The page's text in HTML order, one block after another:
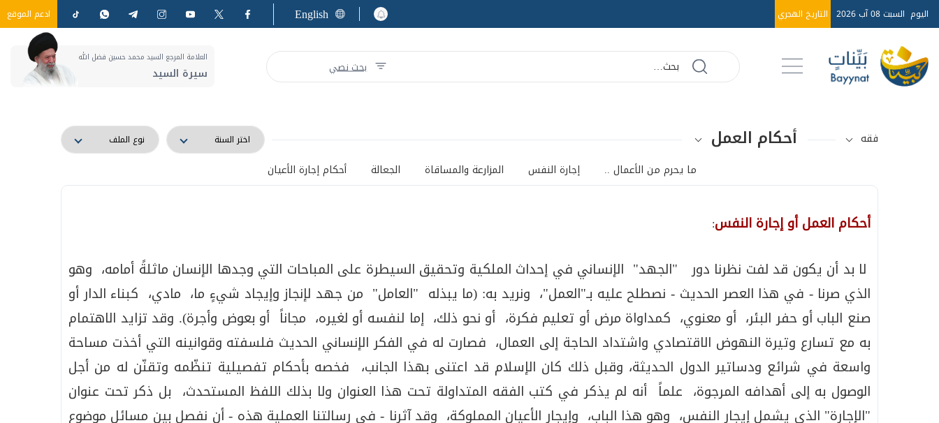
اليوم السبت 08 آب 2026 التاريخ الهجري English ادعم الموقع
بحث نصي
العلامة المرجع السيد محمد حسين فضل الله
سيرة السيد
فقه أحكام العمل
ما يحرم من الأعمال .. إجارة النفس المزارعة والمساقاة الجعالة أحكام إجارة الأعيان
أحكام العمل أو إجارة النفس:
لا بد أن يكون قد لفت نظرنا دور "الجهد" الإنساني في إحداث الملكية وتحقيق السيطرة على المباحات التي وجدها الإنسان ماثلةً أمامه، وهو
الذي صرنا - في هذا العصر الحديث - نصطلح عليه بـ"العمل"، ونريد به: (ما يبذله "العامل" من جهد لإنجاز وإيجاد شيءٍ ما، مادي، كبناء الدار أو
صنع الباب أو حفر البئر، أو معنوي، كمداواة مرض أو تعليم فكرة، أو نحو ذلك، إما لنفسه أو لغيره، مجاناً أو بعوض وأجرة). وقد تزايد الاهتمام
به مع تسارع وتيرة النهوض الاقتصادي واشتداد الحاجة إلى العمال، فصارت له في الفكر الإنساني الحديث فلسفته وقوانينه التي أخذت مساحة
واسعة في شرائع ودساتير الدول الحديثة، وقبل ذلك كان الإسلام قد اعتنى بهذا الجانب، فخصه بأحكام تفصيلية تنظّمه وتقنّن له من أجل
الوصول به إلى أهدافه المرجوة، علماً أنه لم يذكر في كتب الفقه المتداولة تحت هذا العنوان ولا بذلك اللفظ المستحدث، بل ذكر تحت عنوان
"الإجارة" الذي يشمل إيجار النفس، وهو هذا الباب، وإيجار الأعيان المملوكة، وقد آثرنا - في رسالتنا العملية هذه - أن نفصل بين مسائل موضوع